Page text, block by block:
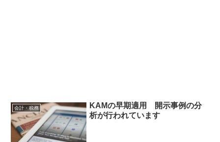
会計・税務
KAMの早期適用 開示事例の分
析が行われています